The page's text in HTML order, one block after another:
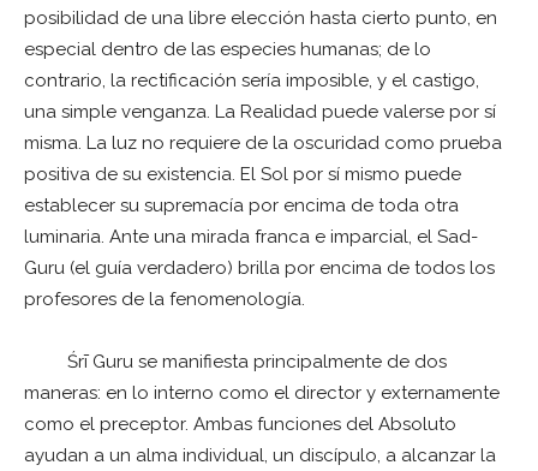
posibilidad de una libre elección hasta cierto punto, en
especial dentro de las especies humanas; de lo
contrario, la rectificación sería imposible, y el castigo,
una simple venganza. La Realidad puede valerse por sí
misma. La luz no requiere de la oscuridad como prueba
positiva de su existencia. El Sol por sí mismo puede
establecer su supremacía por encima de toda otra
luminaria. Ante una mirada franca e imparcial, el Sad-
Guru (el guía verdadero) brilla por encima de todos los
profesores de la fenomenología.
Śrī Guru se manifiesta principalmente de dos
maneras: en lo interno como el director y externamente
como el preceptor. Ambas funciones del Absoluto
ayudan a un alma individual, un discípulo, a alcanzar la